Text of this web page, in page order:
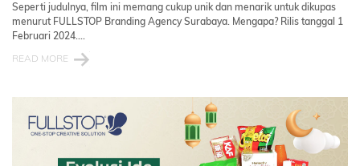
Seperti judulnya, film ini memang cukup unik dan menarik untuk dikupas
menurut FULLSTOP Branding Agency Surabaya. Mengapa? Rilis tanggal 1
Februari 2024....
READ MORE